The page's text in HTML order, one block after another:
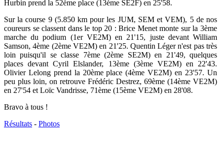
Hurbin prend la 52ème place (13ème SE2F) en 25'58.
Sur la course 9 (5.850 km pour les JUM, SEM et VEM), 5 de nos
coureurs se classent dans le top 20 : Brice Menet monte sur la 3ème
marche du podium (1er VE2M) en 21'15, juste devant William
Samson, 4ème (2ème VE2M) en 21'25. Quentin Léger n'est pas très
loin puisqu'il se classe 7ème (2ème SE2M) en 21'49, quelques
places devant Cyril Elslander, 13ème (3ème VE2M) en 22'43.
Olivier Lelong prend la 20ème place (4ème VE2M) en 23'57. Un
peu plus loin, on retrouve Frédéric Destrez, 69ème (14ème VE2M)
en 27'54 et Loïc Vandrisse, 71ème (15ème VE2M) en 28'08.
Bravo à tous !
Résultats - Photos